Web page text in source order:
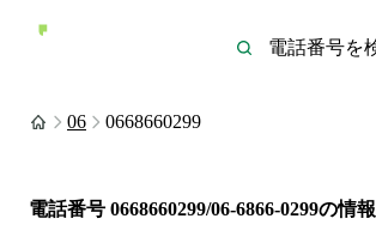
06 0668660299
電話番号 0668660299/06-6866-0299の情報